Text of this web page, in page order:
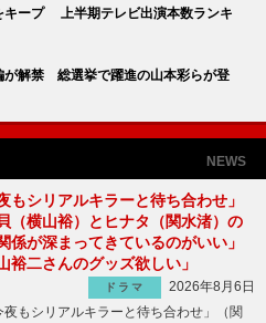
キープ 上半期テレビ出演本数ランキ
が解禁 総選挙で躍進の山本彩らが登
NEWS
もシリアルキラーと待ち合わせ」
貝（横山裕）とヒナタ（関水渚）の
係が深まってきているのがいい」
裕二さんのグッズ欲しい」
ドラマ
2026年8月6日
もシリアルキラーと待ち合わせ」（関